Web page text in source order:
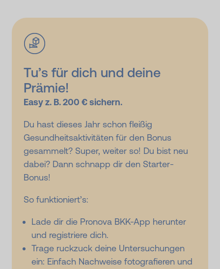
Tu’s für dich und deine
Prämie!
Easy z. B. 200 € sichern.
Du hast dieses Jahr schon fleißig
Gesundheitsaktivitäten für den Bonus
gesammelt? Super, weiter so! Du bist neu
dabei? Dann schnapp dir den Starter-
Bonus!
So funktioniert’s:
Lade dir die Pronova BKK-App herunter
und registriere dich.
Trage ruckzuck deine Untersuchungen
ein: Einfach Nachweise fotografieren und